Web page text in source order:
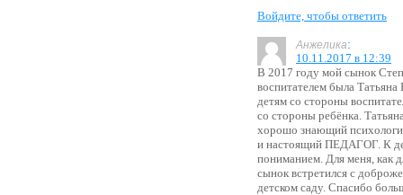
Войдите, чтобы ответить
Анжелика:
10.11.2017 в 12:39
В 2017 году мой сынок
воспитателем была
детям со стороны
со стороны ребёнка.
хорошо знающий
и настоящий ПЕДАГОГ. К
пониманием. Для меня, как
сынок встретился с
детском саду. Спасибо